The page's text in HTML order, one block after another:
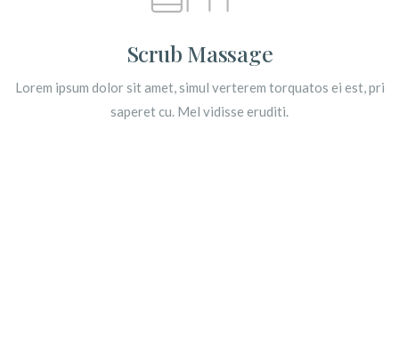
Scrub Massage
Lorem ipsum dolor sit amet, simul verterem torquatos ei est, pri
saperet cu. Mel vidisse eruditi.